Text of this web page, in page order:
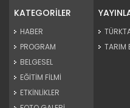
Devamını Oku ->
KATEGORİLER
HABER
PROGRAM
BELGESEL
EĞİTİM FİLMİ
ETKİNLİKLER
TARIM